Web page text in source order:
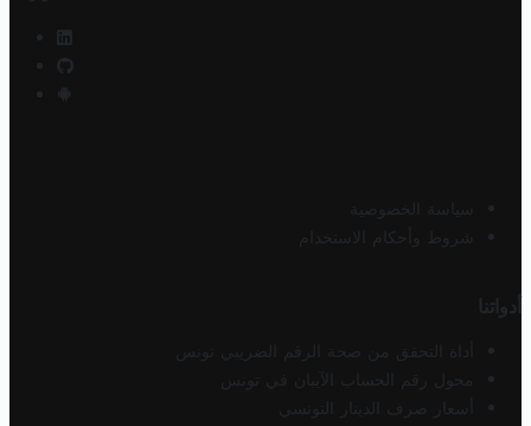
سياسة الخصوصية
شروط وأحكام الاستخدام
أدواتنا
أداة التحقق من صحة الرقم الضريبي تونس
محول رقم الحساب الآيبان في تونس
أسعار صرف الدينار التونسي